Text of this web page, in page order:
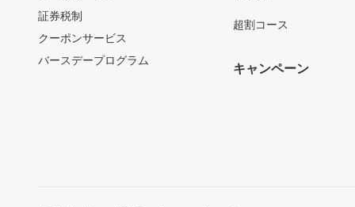
証券税制
クーポンサービス
バースデープログラム
超割コース
キャンペーン